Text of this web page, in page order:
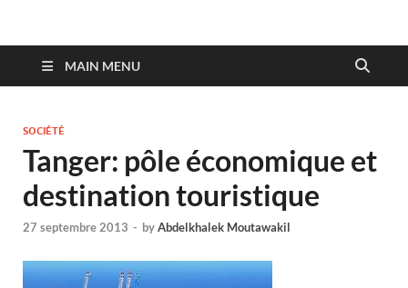
MAIN MENU
SOCIÉTÉ
Tanger: pôle économique et
destination touristique
27 septembre 2013 - byAbdelkhalek Moutawakil